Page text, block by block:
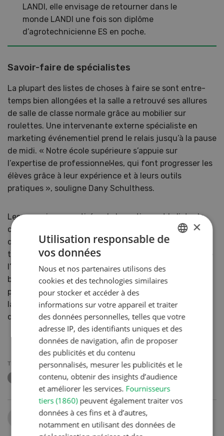
LANDI, elle envisage de retourner dans le
monde LANDI une fois son diplôme
d’agrotechnicienne ES en poche.
Savoir-faire de spécialistes
La plupart des listes de choses à faire se sont entre-
temps bien allongées et la salle a retrouvé ses allures
de salle de classe normale grâce au mobilier sur
roulettes. Une intervenante externe spécialiste en
marketing événementiel prend le relais jusqu’à la pause
de midi. « Notre école supérieure s’appuie sur
l’expertise de professionnel·les, qui font progresser les
élèves grâce à leur expérience et à leurs outils
pratiques », souligne Dany Schulthess.
Les connaissances tirées de la pratique et la liste de
contrôle pour la gestion d’événements qui vient d’être
distribuée aident les élèves à réaliser rapidement leurs
tâches. Si, d’ici quelques semaines, la communauté de
l’ES s’est multipliée et que ses événements ont été
bien fréquentés par le public ciblé, les étudiant·es ne
pourront toutefois se reposer que pendant un court
laps de temps, car l’agriculture se réjouit déjà
d’accueillir ces jeunes praticien·nes.
THÈMES
FORMATION CONTINUE
Partager
×
Utilisation responsable de
vos données
Nous et nos partenaires utilisons des
cookies et des technologies similaires
pour stocker et accéder à des
informations sur votre appareil et traiter
des données personnelles, telles que votre
adresse IP, des identifiants uniques et des
données de navigation, afin de proposer
des publicités et du contenu
personnalisés, mesurer les publicités et le
contenu, obtenir des insights d’audience
et améliorer les services. Fournisseurs
tiers (1860)peuvent également traiter vos
données à ces fins et à d’autres,
notamment en utilisant des données de